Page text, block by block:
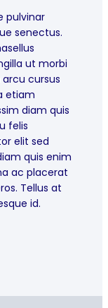
pulvinar
senectus.
ut morbi
cursus
etiam
diam quis
felis
elit sed
quis enim
ac placerat
Tellus at
id.